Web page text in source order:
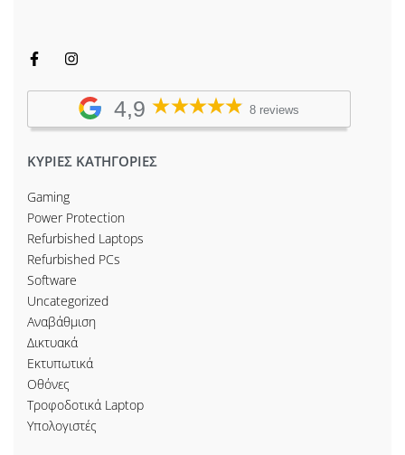
4,9 8 reviews
ΚΥΡΙΕΣ ΚΑΤΗΓΟΡΙΕΣ
Gaming
Power Protection
Refurbished Laptops
Refurbished PCs
Software
Uncategorized
Αναβάθμιση
Δικτυακά
Εκτυπωτικά
Οθόνες
Τροφοδοτικά Laptop
Υπολογιστές